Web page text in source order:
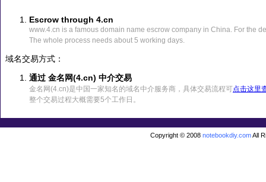
Escrow through 4.cn
www.4.cn is a famous domain name escrow company in China. For the
The whole process needs about 5 working days.
域名交易方式：
通过 金名网(4.cn) 中介交易
金名网(4.cn)是中国一家知名的域名中介服务商，具体交易流程可点击这里
整个交易过程大概需要5个工作日。
Copyright © 2008 notebookdiy.comAll